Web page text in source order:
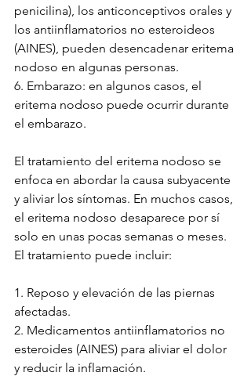
penicilina), los anticonceptivos orales y
los antiinflamatorios no esteroideos
(AINES), pueden desencadenar eritema
nodoso en algunas personas.
6. Embarazo: en algunos casos, el
eritema nodoso puede ocurrir durante
el embarazo.
El tratamiento del eritema nodoso se
enfoca en abordar la causa subyacente
y aliviar los síntomas. En muchos casos,
el eritema nodoso desaparece por sí
solo en unas pocas semanas o meses.
El tratamiento puede incluir:
1. Reposo y elevación de las piernas
afectadas.
2. Medicamentos antiinflamatorios no
esteroides (AINES) para aliviar el dolor
y reducir la inflamación.